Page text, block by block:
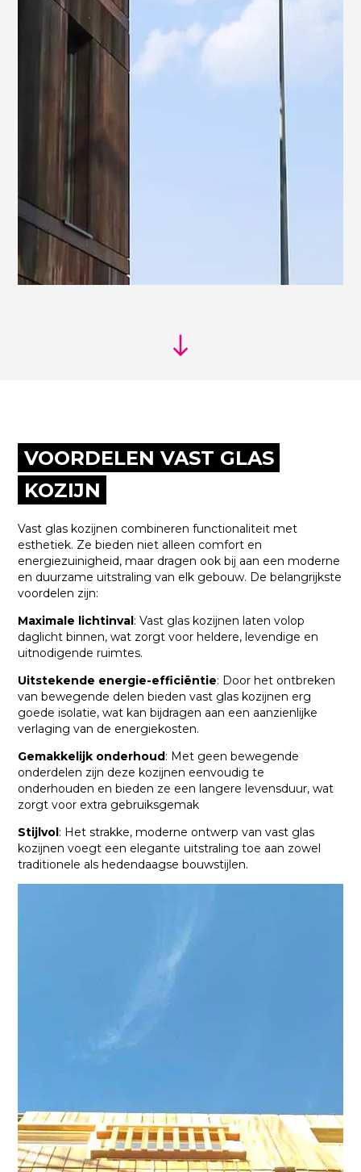
VOORDELEN VAST GLAS
KOZIJN
Vast glas kozijnen combineren functionaliteit met
esthetiek. Ze bieden niet alleen comfort en
energiezuinigheid, maar dragen ook bij aan een moderne
en duurzame uitstraling van elk gebouw. De belangrijkste
voordelen zijn:
Maximale lichtinval: Vast glas kozijnen laten volop
daglicht binnen, wat zorgt voor heldere, levendige en
uitnodigende ruimtes.
Uitstekende energie-efficiëntie: Door het ontbreken
van bewegende delen bieden vast glas kozijnen erg
goede isolatie, wat kan bijdragen aan een aanzienlijke
verlaging van de energiekosten.
Gemakkelijk onderhoud: Met geen bewegende
onderdelen zijn deze kozijnen eenvoudig te
onderhouden en bieden ze een langere levensduur, wat
zorgt voor extra gebruiksgemak
Stijlvol: Het strakke, moderne ontwerp van vast glas
kozijnen voegt een elegante uitstraling toe aan zowel
traditionele als hedendaagse bouwstijlen.